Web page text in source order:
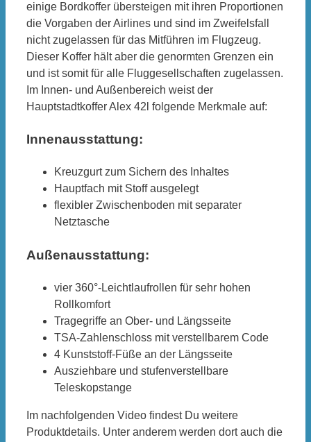
einige Bordkoffer übersteigen mit ihren Proportionen
die Vorgaben der Airlines und sind im Zweifelsfall
nicht zugelassen für das Mitführen im Flugzeug.
Dieser Koffer hält aber die genormten Grenzen ein
und ist somit für alle Fluggesellschaften zugelassen.
Im Innen- und Außenbereich weist der
Hauptstadtkoffer Alex 42l folgende Merkmale auf:
Innenausstattung:
Kreuzgurt zum Sichern des Inhaltes
Hauptfach mit Stoff ausgelegt
flexibler Zwischenboden mit separater
Netztasche
Außenausstattung:
vier 360°-Leichtlaufrollen für sehr hohen
Rollkomfort
Tragegriffe an Ober- und Längsseite
TSA-Zahlenschloss mit verstellbarem Code
4 Kunststoff-Füße an der Längsseite
Ausziehbare und stufenverstellbare
Teleskopstange
Im nachfolgenden Video findest Du weitere
Produktdetails. Unter anderem werden dort auch die